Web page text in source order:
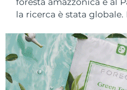
la ricerca è stata
Massage, LED
LUNA™ 4
For men, anti-
Microcurrent
BEAR™ 2
Microcurrent line
UFO™ 3
Deep facial
UFO™ 3 LED
Near-infrared
device
issa™ 4
Hybrid silicone
issa™ 4 plus
Smart hybrid
TRATTAMENTI ANTI-
Anti-age
Brunei
Bulgaria
Canada
Cile